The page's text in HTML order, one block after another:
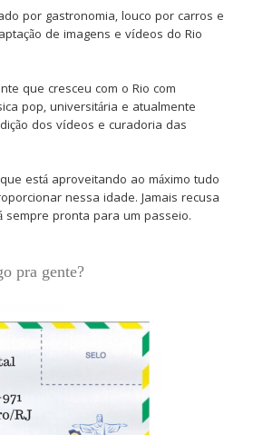
por gastronomia, louco por carros e
de imagens e vídeos do Rio
que cresceu com o Rio com
pop, universitária e atualmente
dos vídeos e curadoria das
está aproveitando ao máximo tudo
nessa idade. Jamais recusa
sempre pronta para um passeio.
pra gente?